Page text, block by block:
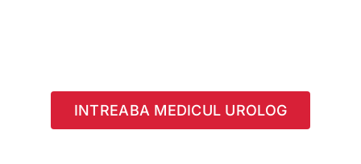
INTREABA MEDICUL UROLOG